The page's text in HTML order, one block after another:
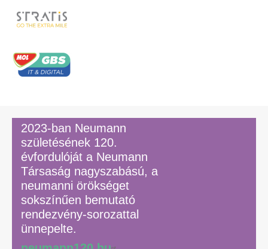
2023-ban Neumann
születésének 120.
évfordulóját a Neumann
Társaság nagyszabású, a
neumanni örökséget
sokszínűen bemutató
rendezvény-sorozattal
ünnepelte.